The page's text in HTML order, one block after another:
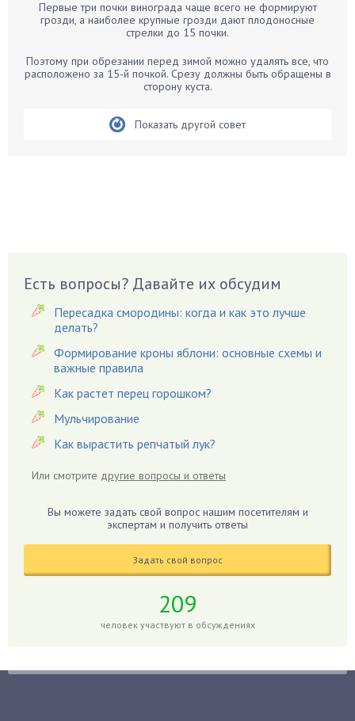
Бархатцы
Белые грибы
Бирючина
Вишня
Вредители
Гардения
Гацания
Гвоздики
Георгины
Герань
Гиацинт
Гиппеаструм
Годжи
Голубика
Первые три почки винограда чаще всего не формируют
грозди, а наиболее крупные грозди дают плодоносные
стрелки до 15 почки.
Поэтому при обрезании перед зимой можно удалять все, что
расположено за 15-й почкой. Срезу должны быть обращены в
сторону куста.
Показать другой совет
Есть вопросы? Давайте их обсудим
Пересадка смородины: когда и как это лучше
делать?
Формирование кроны яблони: основные схемы и
важные правила
Как растет перец горошком?
Мульчирование
Как вырастить репчатый лук?
Или смотрите другие вопросы и ответы
Вы можете задать свой вопрос нашим посетителям и
экспертам и получить ответы
Задать свой вопрос
209
человек участвуют в обсуждениях